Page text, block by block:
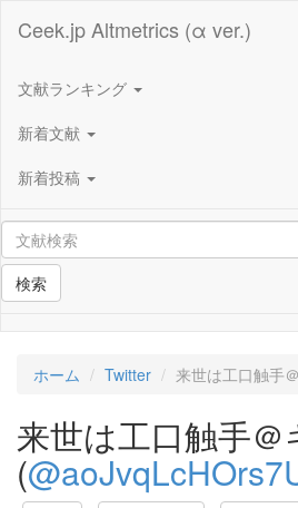
Ceek.jp Altmetrics (α ver.)
文献ランキング
新着文献
新着投稿
検索
ホーム Twitter 来世は工口触手
来世は工口触手＠
(